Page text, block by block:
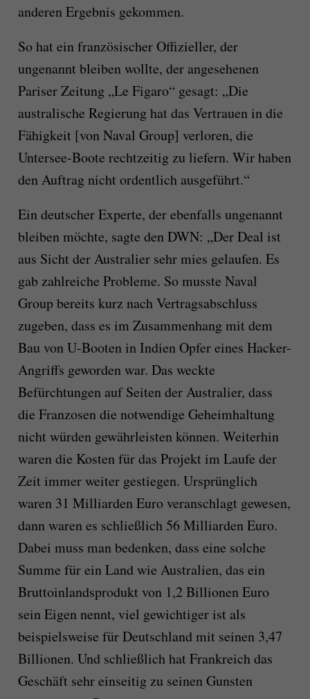
anderen Ergebnis gekommen.
So hat ein französischer Offizieller, der
ungenannt bleiben wollte, der angesehenen
Pariser Zeitung „Le Figaro“ gesagt: „Die
australische Regierung hat das Vertrauen in die
Fähigkeit [von Naval Group] verloren, die
Untersee-Boote rechtzeitig zu liefern. Wir haben
den Auftrag nicht ordentlich ausgeführt.“
Ein deutscher Experte, der ebenfalls ungenannt
bleiben möchte, sagte den DWN: „Der Deal ist
aus Sicht der Australier sehr mies gelaufen. Es
gab zahlreiche Probleme. So musste Naval
Group bereits kurz nach Vertragsabschluss
zugeben, dass es im Zusammenhang mit dem
Bau von U-Booten in Indien Opfer eines Hacker-
Angriffs geworden war. Das weckte
Befürchtungen auf Seiten der Australier, dass
die Franzosen die notwendige Geheimhaltung
nicht würden gewährleisten können. Weiterhin
waren die Kosten für das Projekt im Laufe der
Zeit immer weiter gestiegen. Ursprünglich
waren 31 Milliarden Euro veranschlagt gewesen,
dann waren es schließlich 56 Milliarden Euro.
Dabei muss man bedenken, dass eine solche
Summe für ein Land wie Australien, das ein
Bruttoinlandsprodukt von 1,2 Billionen Euro
sein Eigen nennt, viel gewichtiger ist als
beispielsweise für Deutschland mit seinen 3,47
Billionen. Und schließlich hat Frankreich das
Geschäft sehr einseitig zu seinen Gunsten